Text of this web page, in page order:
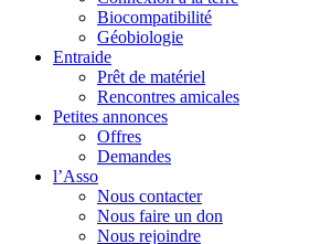
Biocompatibilité
Géobiologie
Entraide
Prêt de matériel
Rencontres amicales
Petites annonces
Offres
Demandes
l’Asso
Nous contacter
Nous faire un don
Nous rejoindre